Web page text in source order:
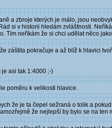
a zbroje kterých je málo, jsou
si v historii hledám zvláštnosti.
Tím neříkám že si chci udělat něco
záštita pokračuje a až blíž k hlavici
asi tak 1:4000 ;-)
poměru k velikosti hlavice.
že je ta čepel sežraná o tolik a
že nejlepší by bylo se na ten